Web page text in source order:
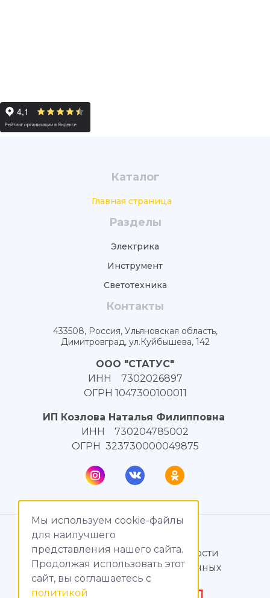
Мы используем cookie-файлы
для наилучшего
представления нашего сайта.
Продолжая использовать этот
сайт, вы соглашаетесь c
политикой
Каталог
Главная страница
Разделы
Электрика
Инструмент
Светотехника
Контакты
433508, Россия, Ульяновская область,
Димитровград, ул.Куйбышева, 142
ООО "СТАТУС"
ИНН 7302026897
ОГРН 1047300100011
ИП Козлова Наталья Филипповна
ИНН 730204785002
ОГРН 323730000049875
© МагияТока, 2015 – 2026
Политика конфиденциальности
Обработка персональных данных
Создание сайтов